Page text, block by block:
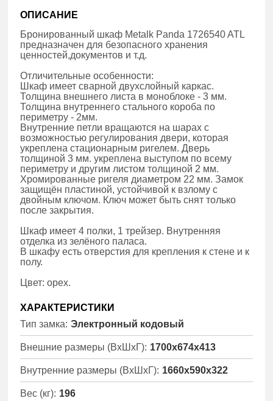
ОПИСАНИЕ
Бронированный шкаф Metalk Panda 1726540 ATL
предназначен для безопасного хранения
ценностей,документов и т.д.
Отличительные особенности:
Шкаф имеет сварной двухслойный каркас.
Толщина внешнего листа в моноблоке - 3 мм.
Толщина внутреннего стального короба по
периметру - 2мм.
Внутренние петли вращаются на шарах с
возможностью регулирования двери, которая
укреплена стационарным ригелем. Дверь
толщиной 3 мм. укреплена выступом по всему
периметру и другим листом толщиной 2 мм.
Хромированные ригеля диаметром 22 мм. Замок
защищён пластиной, устойчивой к взлому с
двойным ключом. Ключ может быть снят только
после закрытия.
Шкаф имеет 4 полки, 1 трейзер. Внутренняя
отделка из зелёного паласа.
В шкафу есть отверстия для крепления к стене и к
полу.
Цвет: орех.
ХАРАКТЕРИСТИКИ
Тип замка: Электронный кодовый
Внешние размеры (ВхШхГ): 1700x674x413
Внутренние размеры (ВхШхГ): 1660x590x322
Вес (кг): 196